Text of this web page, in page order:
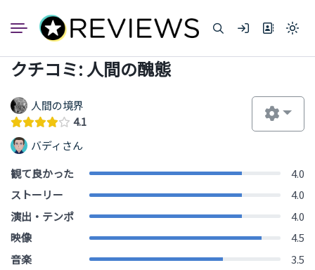
ン
Light
dark)
クチコミ: 人間の醜態
人間の境界
4.1
バディさん
観て良かった
4.0
ストーリー
4.0
演出・テンポ
4.0
映像
4.5
音楽
3.5